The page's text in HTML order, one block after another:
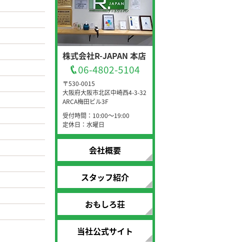
株式会社R-JAPAN 本店
06-4802-5104
〒530-0015
大阪府大阪市北区中崎西4-3-32
ARCA梅田ビル3F
受付時間：10:00～19:00
定休日：水曜日
会社概要
スタッフ紹介
おもしろ荘
当社公式サイト